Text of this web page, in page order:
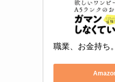
職業、お金持ち。